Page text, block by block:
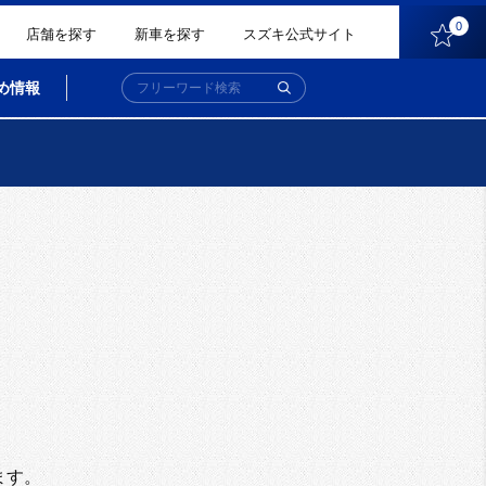
店舗を探す 新車を探す スズキ公式サイト 0
情報
す。